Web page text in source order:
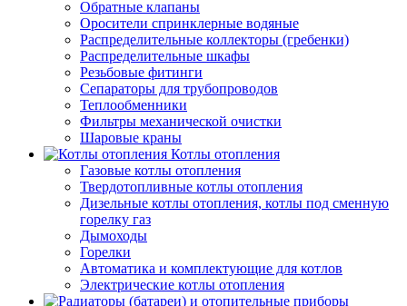
Обратные клапаны
Оросители спринклерные водяные
Распределительные коллекторы (гребенки)
Распределительные шкафы
Резьбовые фитинги
Сепараторы для трубопроводов
Теплообменники
Фильтры механической очистки
Шаровые краны
Котлы отопления
Газовые котлы отопления
Твердотопливные котлы отопления
Дизельные котлы отопления, котлы под сменную
горелку газ
Дымоходы
Горелки
Автоматика и комплектующие для котлов
Электрические котлы отопления